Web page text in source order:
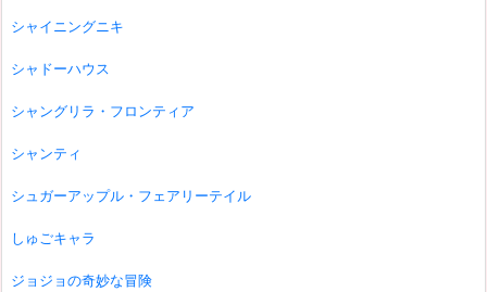
シャイニングニキ
シャドーハウス
シャングリラ・フロンティア
シャンティ
シュガーアップル・フェアリーテイル
しゅごキャラ
ジョジョの奇妙な冒険